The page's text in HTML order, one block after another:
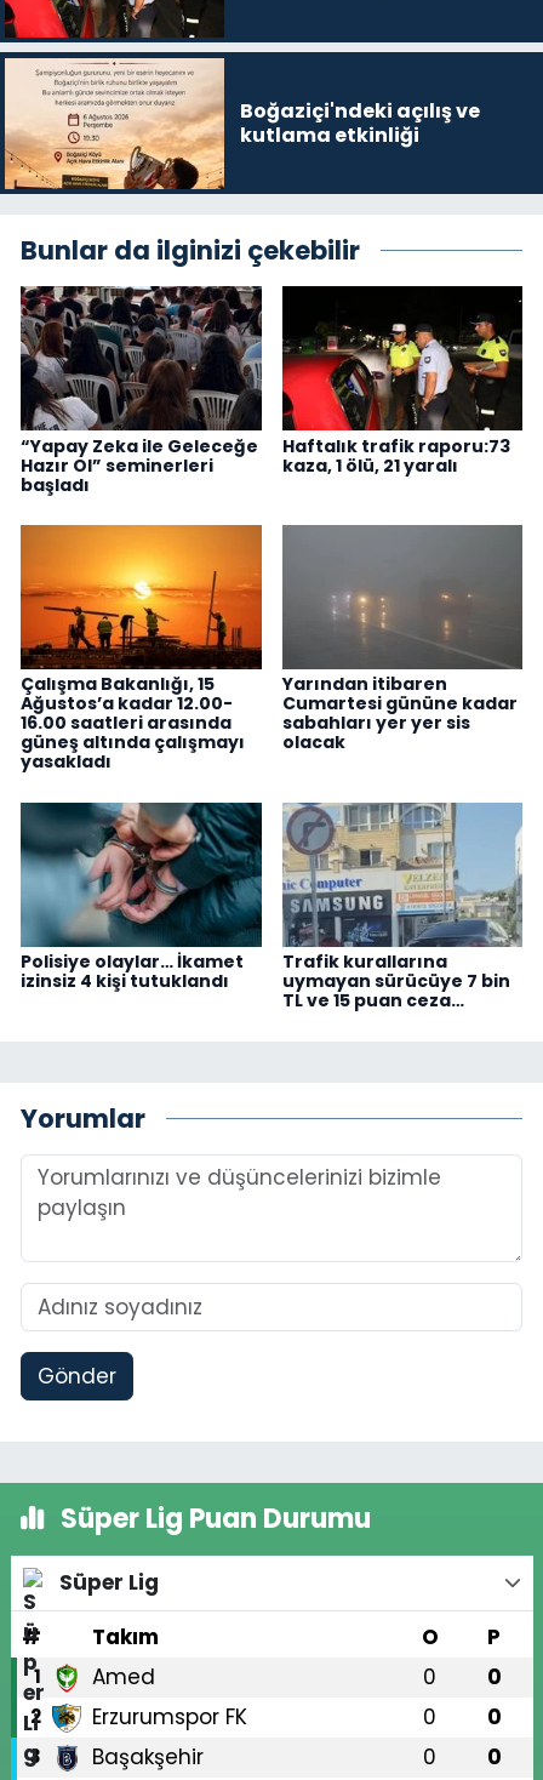
Boğaziçi'ndeki açılış ve
kutlama etkinliği
Bunlar da ilginizi çekebilir
“Yapay Zeka ile Geleceğe
Hazır Ol” seminerleri
başladı
Haftalık trafik raporu:73
kaza, 1 ölü, 21 yaralı
Çalışma Bakanlığı, 15
Ağustos’a kadar 12.00-
16.00 saatleri arasında
güneş altında çalışmayı
yasakladı
Yarından itibaren
Cumartesi gününe kadar
sabahları yer yer sis
olacak
Polisiye olaylar… İkamet
izinsiz 4 kişi tutuklandı
Trafik kurallarına
uymayan sürücüye 7 bin
TL ve 15 puan ceza…
Yorumlar
Gönder
Süper Lig Puan Durumu
Süper Lig
#
Takım O P
1 Amed 0 0
2 Erzurumspor FK 0 0
3 Başakşehir 0 0